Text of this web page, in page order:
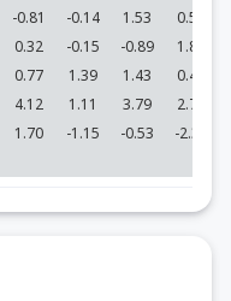
-0.81 -0.14 1.53 0.56
0.32 -0.15 -0.89 1.82
0.77 1.39 1.43 0.40
4.12 1.11 3.79 2.70
1.70 -1.15 -0.53 -2.33